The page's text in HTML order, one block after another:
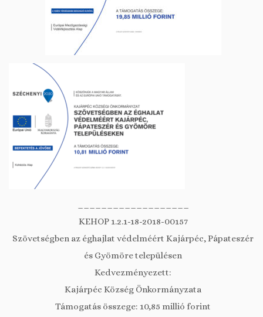
KEHOP 1.2.1-18-2018-00157
Szövetségben az éghajlat védelméért Kajárpéc, Pápateszér
és Gyömöre településen
Kedvezményezett:
Kajárpéc Község Önkormányzata
Támogatás összege: 10,85 millió forint